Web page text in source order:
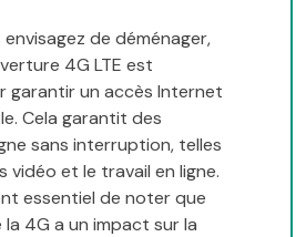
de déménager,
4G LTE est
garantir un accès Internet
Cela garantit des
sans interruption, telles
vidéo et le travail en ligne.
essentiel de noter que
4G a un impact sur la